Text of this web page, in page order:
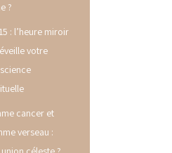
?
: l’heure miroir
votre
cancer et
verseau :